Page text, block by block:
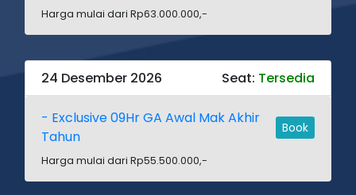
Harga mulai dari Rp63.000.000,-
24 Desember 2026 Seat: Tersedia
- Exclusive 09Hr GA Awal Mak Akhir
Tahun
Book
Harga mulai dari Rp55.500.000,-